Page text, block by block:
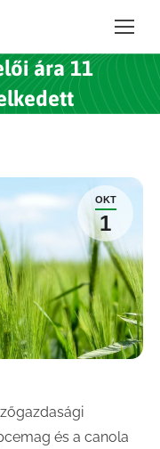
ára 11
OKT
1
és a canola